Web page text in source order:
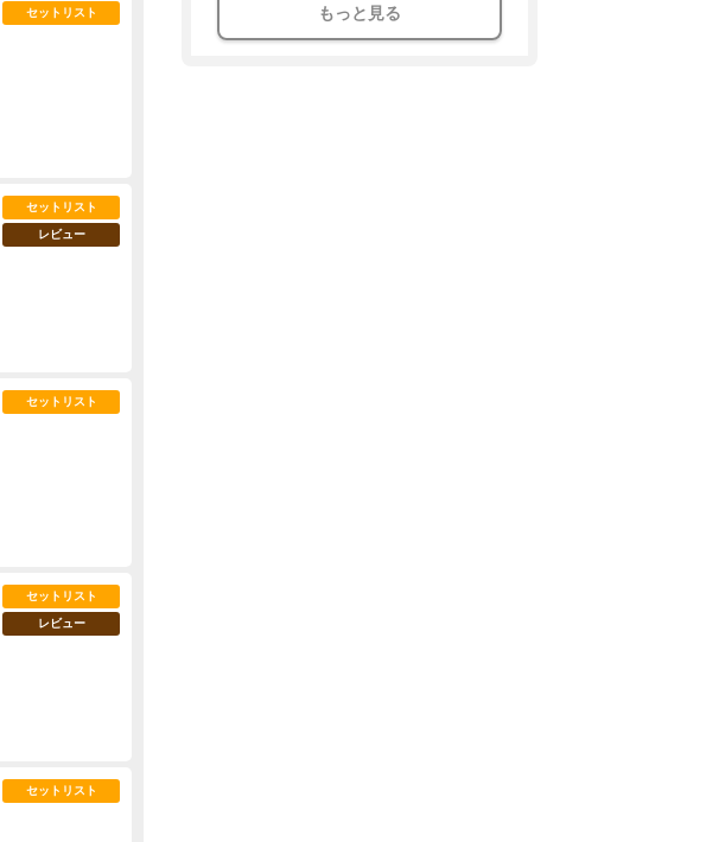
セットリスト
セットリスト
レビュー
セットリスト
セットリスト
レビュー
セットリスト
もっと見る